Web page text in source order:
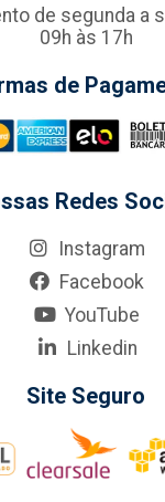
de segunda a
09h às 17h
de
Redes
Instagram
Facebook
YouTube
Linkedin
Site Seguro